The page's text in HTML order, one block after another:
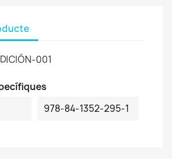
001
978-84-1352-295-1